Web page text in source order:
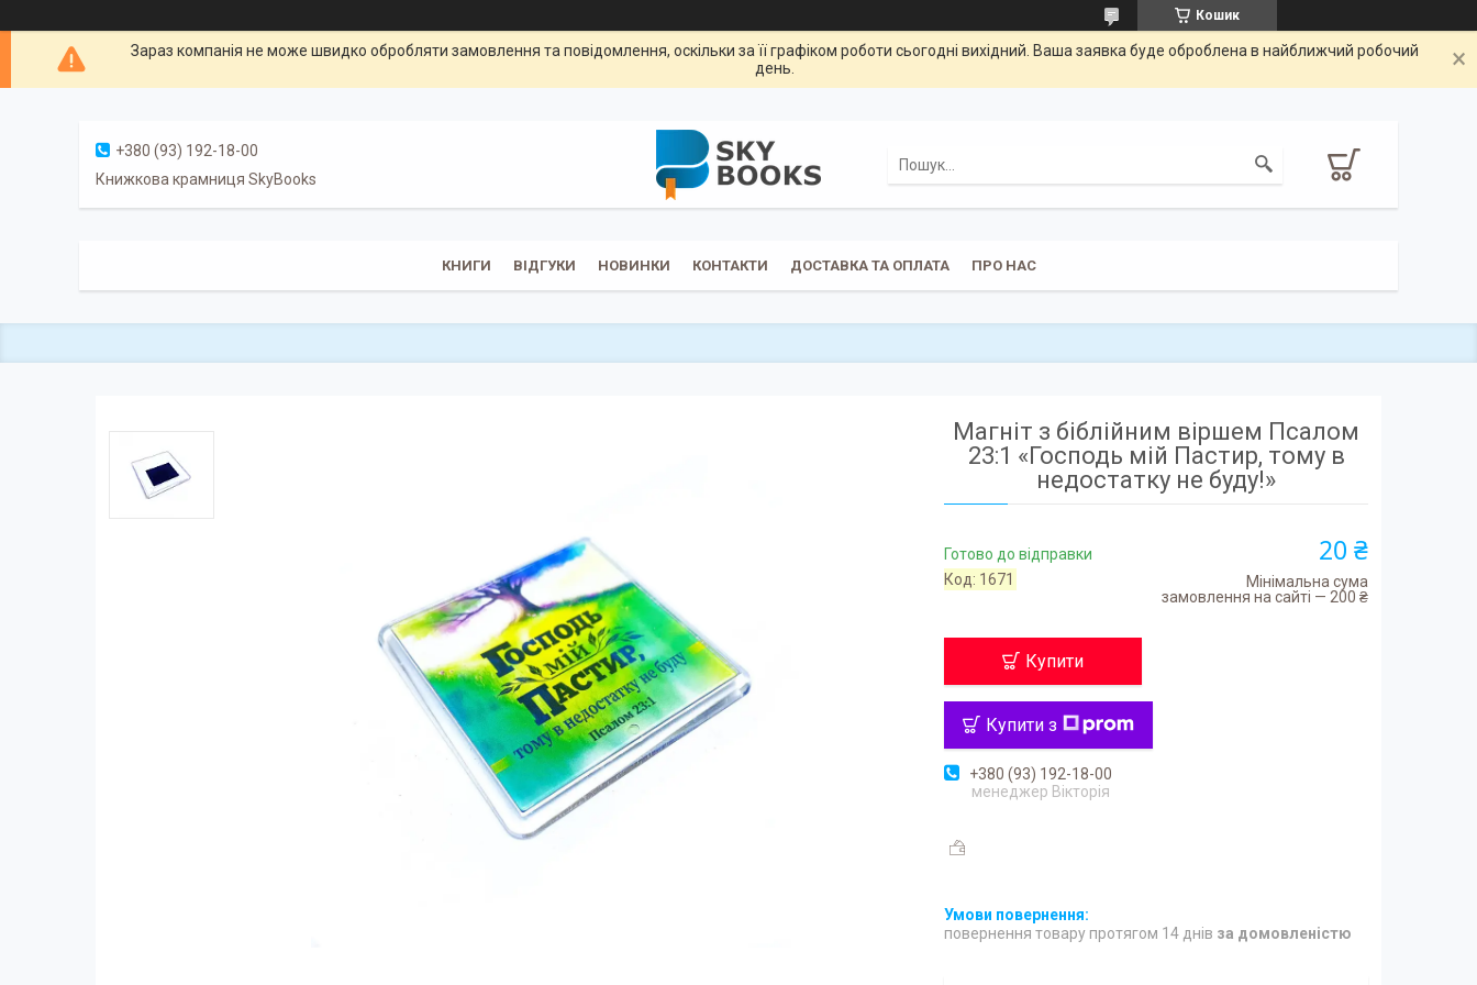
Кошик
Зараз компанія не може швидко обробляти замовлення та повідомлення, оскільки за її графіком роботи сьогодні вихідний. Ваша заявка буде оброблена в найближчий робочий
день.
+380 (93) 192-18-00
Книжкова крамниця SkyBooks
КНИГИ ВІДГУКИ НОВИНКИ КОНТАКТИ ДОСТАВКА ТА ОПЛАТА ПРО НАС
Магніт з біблійним віршем Псалом
23:1 «Господь мій Пастир, тому в
недостатку не буду!»
Готово до відправки
Код: 1671
20 ₴
Мінімальна сума
замовлення на сайті — 200 ₴
Купити
Купити з
+380 (93) 192-18-00
менеджер Вікторія
повернення товару протягом 14 днів за домовленістю